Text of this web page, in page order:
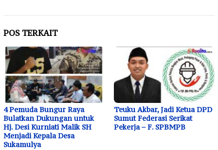
POS TERKAIT
4 Pemuda Bungur Raya
Bulatkan Dukungan untuk
Hj. Desi Kurniati Malik SH
Menjadi Kepala Desa
Sukamulya
Teuku Akbar, Jadi Ketua DPD
Sumut Federasi Serikat
Pekerja – F. SPBMPB